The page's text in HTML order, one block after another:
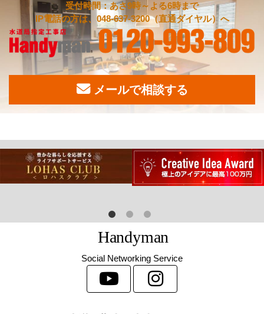
受付時間：あさ9時～よる6時まで
IP電話の方は、048-637-3200（直通ダイヤル）へ
メールで相談する
Handyman
Social Networking Service